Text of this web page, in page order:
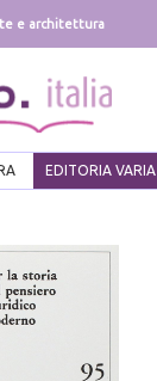
e architettura
EDITORIA VARIA